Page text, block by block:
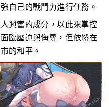
自己的戰鬥力進行任務。
興奮的成分，以此來掌控
臨壓迫與侮辱，但依然在
的和平。